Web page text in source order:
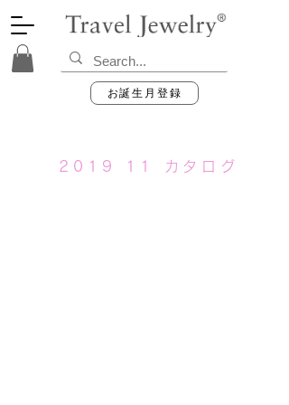
お誕生月登録
2019 11 カタログ